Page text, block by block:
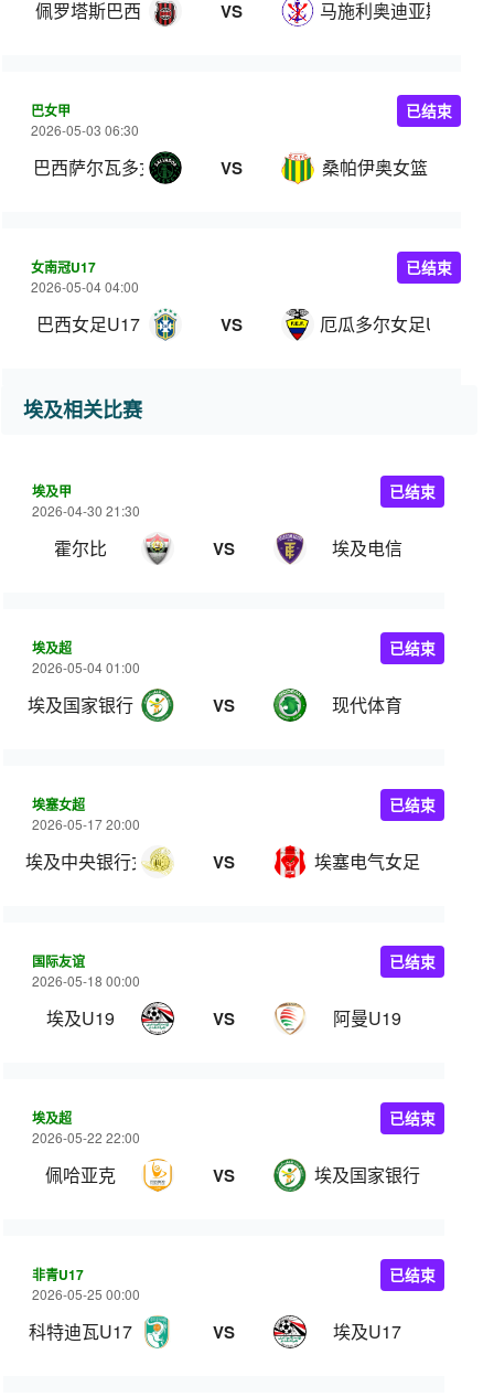
佩罗塔斯巴西 VS 马施利奥迪亚斯
巴女甲
2026-05-03 06:30
巴西萨尔瓦多女篮 VS 桑帕伊奥女篮
已结束
女南冠U17
2026-05-04 04:00
巴西女足U17 VS 厄瓜多尔女足U17
已结束
埃及相关比赛
埃及甲
2026-04-30 21:30
霍尔比 VS 埃及电信
已结束
埃及超
2026-05-04 01:00
埃及国家银行 VS 现代体育
已结束
埃塞女超
2026-05-17 20:00
埃及中央银行女足 VS 埃塞电气女足
已结束
国际友谊
2026-05-18 00:00
埃及U19 VS 阿曼U19
已结束
埃及超
2026-05-22 22:00
佩哈亚克 VS 埃及国家银行
已结束
非青U17
2026-05-25 00:00
科特迪瓦U17 VS 埃及U17
已结束